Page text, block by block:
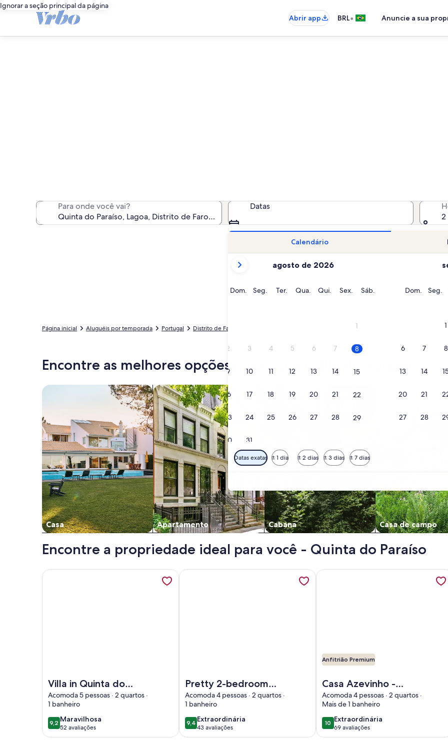
Ignorar a seção principal da página
Abrir app
BRL• Anuncie a sua
Para onde você vai? Datas
Calendário
meses
no
de
e
September
de
2026.
agosto de 2026
Dom. Domingo
Seg. Segunda-
Ter. Terça-
Qua. Quarta-
Qui. Quinta-
Sex. Sexta-
Sáb.
1
2 3 4 5 6 7 8
9 10 11 12 13 14 15
16 17 18 19 20 21 22
23 24 25 26 27 28 29
30 31
Dom. Domingo
Seg.
1
6 7 8
13 14
20 21
27 28
Datas exatas ± 1 dia ± 2 dias ± 3 dias ± 7 dias
2
Página inicial Aluguéis por temporada Portugal Distrito de Faro
Encontre as melhores opções para o seu estilo de viagem
Casa
Busque casas
Apartamento
Busque apartamentos
Cabana
buscar cabanas
Casa de campo
buscar casas de
Encontre a propriedade ideal para você - Quinta do Paraíso
Villa in Quinta do
Paraiso Carvoeiro
Acomoda 5 pessoas · 2 quartos ·
1 banheiro
9,29,2 de 10
Maravilhosa
maravilhosa
52 avaliações
(52
Mais informações sobre Villa in Quinta do Paraiso Carvoeiro, abre em uma nova guia
Pretty 2-bedroom
townhouse in
Quinta do Paraiso
Country Club
Acomoda 4 pessoas · 2 quartos ·
1 banheiro
9,49,4 de 10
Extraordinária
extraordinária
43 avaliações
(43
Mais informações sobre Pretty 2-bedroom townhouse in Quinta do
Anfitrião Premium
Casa Azevinho -
lovely house with 3
terraces and a large
beautiful garden
Acomoda 4 pessoas · 2 quartos ·
Mais de 1 banheiro
1010 de 10
Extraordinária
extraordinária
69 avaliações
(69
Mais informações sobre Casa